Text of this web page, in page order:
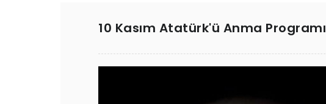
10 Kasım Atatürk'ü Anma Programı